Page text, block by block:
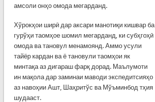
амсоли онҳо омода мегарданд.
Хўрокҳои ширӣ дар аксари манотиқи кишвар ба
гурўҳи таомҳое шомил мегарданд, ки субҳгоҳӣ
омода ва тановул менамоянд. Аммо усули
тайёр кардан ва ё тановули таомҳои як
минтақа аз дигараш фарқ дорад. Маълумоти
ин мақола дар заминаи маводи экспедитсияҳо
аз навоҳии Ашт, Шаҳритўс ва Мўъминбод тҳия
шудааст.